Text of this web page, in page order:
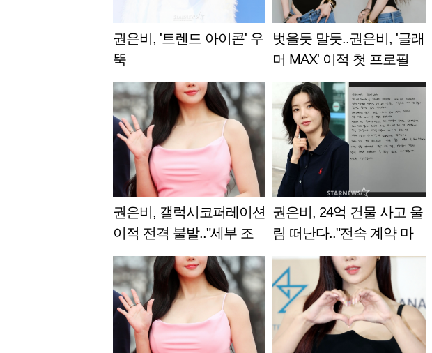
권은비, '트렌드 아이콘' 우
뚝
벗을듯 말듯..권은비, '글래
머 MAX' 이적 첫 프로필
美쳤다[스타이슈]
권은비, 갤럭시코퍼레이션
이적 전격 불발.."세부 조
율 이견"
권은비, 24억 건물 사고 울
림 떠난다.."전속 계약 마
무리" [스타이슈]